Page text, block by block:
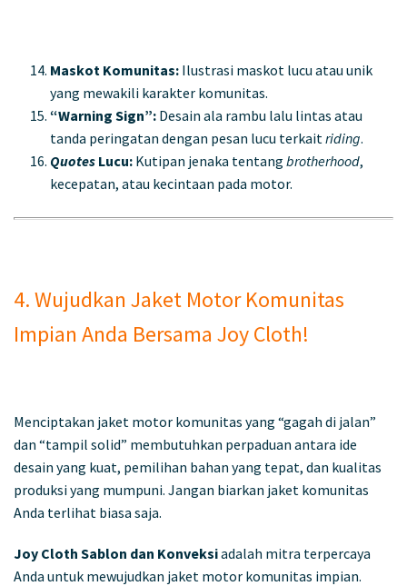
Maskot Komunitas: Ilustrasi maskot lucu atau unik
yang mewakili karakter komunitas.
“Warning Sign”: Desain ala rambu lalu lintas atau
tanda peringatan dengan pesan lucu terkait riding.
Quotes Lucu: Kutipan jenaka tentang brotherhood,
kecepatan, atau kecintaan pada motor.
4. Wujudkan Jaket Motor Komunitas
Impian Anda Bersama Joy Cloth!
Menciptakan jaket motor komunitas yang “gagah di jalan”
dan “tampil solid” membutuhkan perpaduan antara ide
desain yang kuat, pemilihan bahan yang tepat, dan kualitas
produksi yang mumpuni. Jangan biarkan jaket komunitas
Anda terlihat biasa saja.
Joy Cloth Sablon dan Konveksiadalah mitra terpercaya
Anda untuk mewujudkan jaket motor komunitas impian.